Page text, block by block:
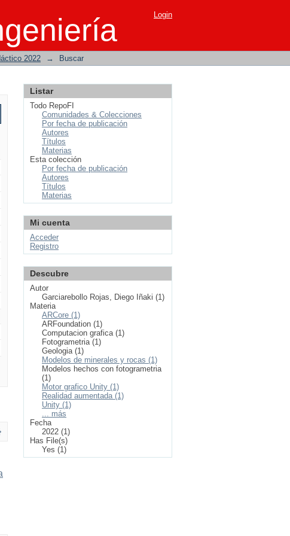
Login
2022 → Buscar
Listar
Todo RepoFI
Comunidades & Colecciones
Por fecha de publicación
Autores
Títulos
Materias
Esta colección
Por fecha de publicación
Autores
Títulos
Materias
Mi cuenta
Acceder
Registro
Descubre
Autor
Garciarebollo Rojas, Diego Iñaki (1)
Materia
ARCore (1)
ARFoundation (1)
Computacion grafica (1)
Fotogrametria (1)
Geologia (1)
Modelos de minerales y rocas (1)
Modelos hechos con fotogrametria
(1)
Motor grafico Unity (1)
Realidad aumentada (1)
Unity (1)
... más
Fecha
2022 (1)
Has File(s)
Yes (1)